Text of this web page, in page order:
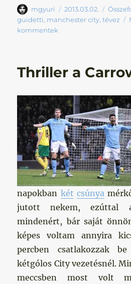
Szerző
mgyuri Közzétéve
2013.03.02.
guidetti, manchester city,tévez
kommentek
Thriller a
napokban két csúnya
jutott nekem, ezúttal
mindenért, bár saját
képes voltam annyira
percben csatlakozzak
kétgólos City vezetésnél.
meccsben most volt